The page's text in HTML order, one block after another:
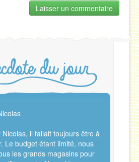
Nicolas, il fallait toujours être à
Le budget étant limité, nous
les grands magasins pour